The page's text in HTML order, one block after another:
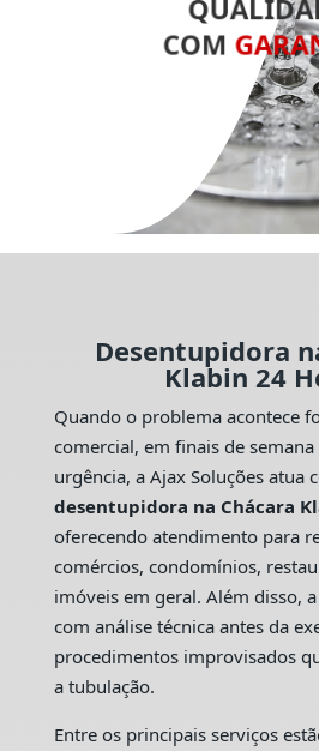
COM
Desentupidora
Klabin 24
Quando o problema acontece
comercial, em finais de
urgência, a Ajax Soluções atua
desentupidora na Chácara
oferecendo atendimento para
comércios, condomínios,
imóveis em geral. Além disso,
com análise técnica antes da
procedimentos improvisados
a tubulação.
Entre os principais serviços